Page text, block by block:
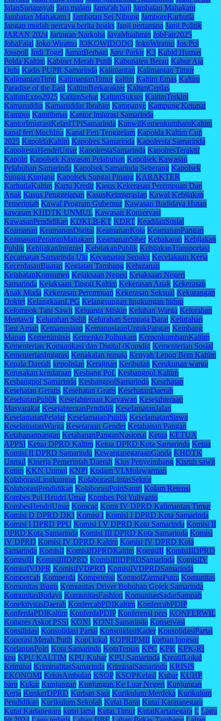
JalanSuriansyah Jam malam Jama'ah haji Jambatan Mahakam
Jambatan Mahakam I Jambatan Sei Nibung JamboreKarhutla
Jangan mudah percaya berita hoaks Janji pertamina Janji Politik
JARAN 2024 Jaringan Narkoba JayaMualimin JobFair2025
JohaFajal Joko Wiratno JOKOWIDODO JokoWiratno Jos Pol
Josspoll Judi Togel JumatBerbagi Juru Parkir K3 Kabid Humas
Polda Kaltim Kabinet Merah Putih Kabupaten Berau Kabur Aja
Dulu Kadis PUPR Samarinda Kalimantan Kalimantan Timur
KalimantanTimu KalimantanTimur kaltim Kaltim Emas Kaltim
Paradise of the East KaltimBerkarakter KaltimCerdas
KaltimExpo2025 KaltimSehat KaltimSukses KaltimTerkini
Kamaruddin Kamaruddin Ibrahim Kampanye Kampung Ketupat
Kampus Kamtibmas Kantor Imigrasi Samarinda
KantorImigrasiKelasITPISamarinda KanwilKemenkumhamKaltim
kapal feri Muchlisa Kapal Feri Tenggelam Kapolda Kaltim Cup
2025 KapoldaKaltim Kapolres Samarinda Kapolresta Samarinda
KapolrestaHendriUmar KapolrestaSamarinda KapolresTeraktif
Kapolri Kapolsek Kawasan Pelabuhan Kapolsek Kawasan
Pelabuhan Samarinda Kapolsek Samarinda Seberang Kapolsek
Sungai Kunjang Kapolsek Sungai Pinang KARAKTER
KarhutlaKaltim Kartu Kredit Kasus Kekerasan Perempuan Dan
Anak Kasus Penggelapan KasusKeimigrasian Kawal Kebijakan
Pemerintah Kawal Program Gubernur Kawasan Budidaya Hutan
kawasan KHDTK UNMUL Kawasan Konservasi
KawasanPendidikan KDKLB-KT KDRT KeadilanSosial
Keamanan KeamananDigital KeamananKota KeamananPangan
KeamananPerairanMahakam KeamananSiber Kebakaran Kebijakan
Publik KebijakanImigrasi KebijakanPublik KebijakanTransportasi
Kecamatan Samarinda Ulu Kecamatan Sepaku Kecelakaan Kerja
KecerdasanBuatan Kegiatan Tambang Kehutanan
KejahatanKonsumen Kejaksaan Negeri Kejaksaan Negeri
Samarinda Kejaksaan Tinggi Kaltim Kekerasan Anak Kekerasan
Anak Muda Kekerasan Perempuan Kekerasan Seksual Kekurangan
Doktet KelangkaanLPG Kelangsungan lingkungan hidup
Kelompok Tani Sawit Keluarga Miskin Keluhan Warga Kelurahan
Mentawir Kelurahan Selili Kelurahan Sempaja Barat Kelurahan
Tani Aman Kemanusiaan KemanusiaanUntukPangan Kembang
Mapan Kemenimipas Kemenko Polhukam KemenkumhamKaltim
Kementerian Komunikasi dan Digital (Komdig Kementerian Sosial
KementerianImigrasi Kenakalan remaja Kenyah Lepoq Bem Kaltim
Kepala Daerah kepolisian Kerajinan Keributan Kerukunan warga
Kerusakan kendaraan Kesbang PoL Kesbangpol Kaltim
Kesbangpol Samarinda KesbangpolSamarinda Kesehatan
Kesehatan Geratis Kesehatan Gratis KesehatanDaerah
KesehatanPublik Kesejahteraan Karyawan Kesejahteraan
Masyarakat KesejahteraanPendidik KeselamatanJalan
KeselamatanPelajar KeselamatanPublik KeselamatanSiswa
KeselamatanWarga Kesetaraan Gender Ketahanan Pangan
Ketahananpangan KetahananPanganNasional Ketua KETUA
APPSI Ketua DPRD Kaltim Ketua DPRD Kota Samarinda Ketua
Komisi II DPRD Samarinda KewarganegaraanGanda KHDTK
Unmul Kinerja Pemerintah Daerah Kios Penyeimbang Kisruh sawit
Kutim KKN Unmul KNPI Kodam VI.Mulawarman
KolaborasiLingkungan KolaborasiLintasSektor
KolaborasiPendidikan KolaborasiPolriSantri Kolam Retensi
Kombes Pol Hendri Umar Kombes Pol Yuliyanto
KombesHendriUmar Komcad Komi IV DPRD Kalimantan Timur
Komisi D DPRD DKI Komisi I Komisi I DPRD Kota Samarinda
Komisi I DPRD PPU Komisi I V DPRD Kota Samarinda Komisi II
DPRD Kota Samarinda Komisi III DPRD Kota Samarinda Komisi
IV DPRD Komisi IV DPRD Kaltim Komisi IV DPRD Kota
Samarinda KomisiI KomisiIDPRDKaltim KomisiII KomisiIIDPRD
KomisiIII KomisiIIIDPRD KomisiIIIDPRDSamarinda KomisiIV
KomisiIVDPR KomisiIVDPRD KomisiIVDPRDSamarinda
Kompercab Komperda Kompetensi KompolZarmaPutra Komunitas
Komunitas Bugis Komunitas Driver Bubuhan Gojek Samarinda
KomunitasBudaya KomunitasFashion KomunitasSadarSampah
KonektivitasDaerah KonfercabPDIKaltim KonfercabPDIP
KonferdaPDIKaltim KonferdaPDIP Konferensi pers KONFERWIL
Kongres Askot PSSI KONI KONI Samarinda Konservasi
Konsilidasi Konsolidasi Partai KonsolidasiKader KonsolidasiPartai
Koperasi Merah Putih Kopi lokal KOPRIPMII korban longsor
KorlantasPolri Kota Samarinda KotaTepian KPC KPK KPK-RI
kpu KPU KALTIM KPU Kubar KPU Samarinda KreatifLokal
Kriminal KriminalitasSamarinda KriminalSamarinda KRISIS
EKONOMI KrisisAmbulan KSOP KSOPKelasI Kubar KUHP
baru Kukar Kunjungan Kunjungan Ke Luar Negeri Kunjungan
Kerja KunkerDPRD Kurban Sapi Kurikulum Merdeka Kurikulum
Pendidikan Kurikulum Sekolah Kutai Barat Kutai Karatanegara
Kutai Kartanegara kutai lama Kutai Timur KutaiKartanegara L Lagu